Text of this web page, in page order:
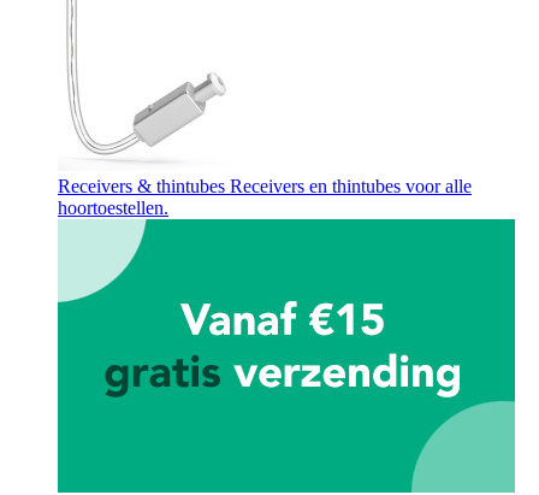
Receivers & thintubes Receivers en thintubes voor alle
hoortoestellen.